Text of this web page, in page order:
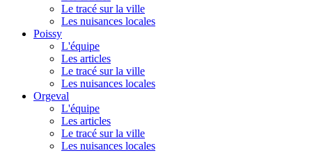
Le tracé sur la ville
Les nuisances locales
Poissy
L'équipe
Les articles
Le tracé sur la ville
Les nuisances locales
Orgeval
L'équipe
Les articles
Le tracé sur la ville
Les nuisances locales